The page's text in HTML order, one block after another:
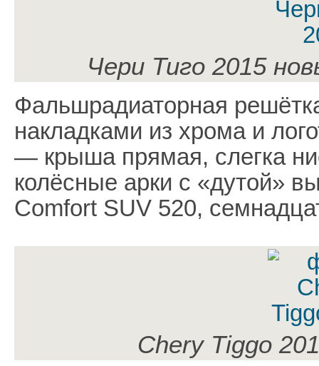
Чери Тиго 2015
Фальшрадиаторная
накладками из хрома и
— крыша прямая, слегка
колёсные арки с «дутой»
Comfort SUV 520,
Chery Tiggo